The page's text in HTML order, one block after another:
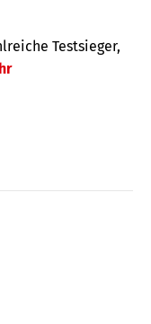
Testsieger,